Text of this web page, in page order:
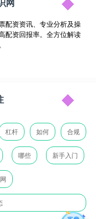
配资资讯、专业分析及操
配资回报率。全方位解读
杠杆 如何 合规
哪些 新手入门